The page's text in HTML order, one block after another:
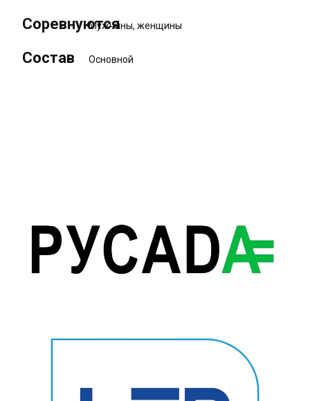
СоревнуютсяМужчины, женщины
Состав Основной